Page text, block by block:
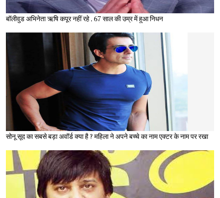
बॉलीवुड अभिनेता ऋषि कपूर नहीं रहे , 67 साल की उम्र में हुआ निधन
सोनू सूद का सबसे बड़ा अवॉर्ड क्या है ? महिला ने अपने बच्चे का नाम एक्टर के नाम पर रखा